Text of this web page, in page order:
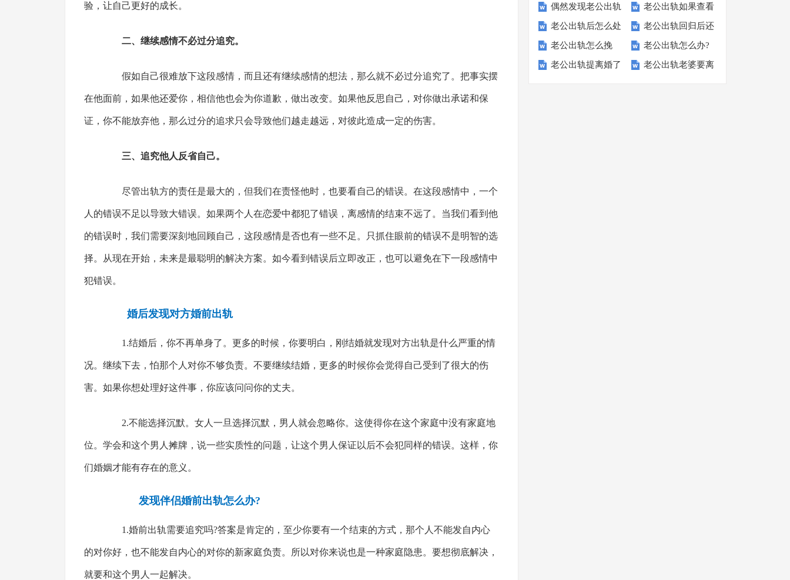
验，让自己更好的成长。
二、继续感情不必过分追究。
假如自己很难放下这段感情，而且还有继续感情的想法，那么就不必过分追究了。把事实摆
在他面前，如果他还爱你，相信他也会为你道歉，做出改变。如果他反思自己，对你做出承诺和保
证，你不能放弃他，那么过分的追求只会导致他们越走越远，对彼此造成一定的伤害。
三、追究他人反省自己。
尽管出轨方的责任是最大的，但我们在责怪他时，也要看自己的错误。在这段感情中，一个
人的错误不足以导致大错误。如果两个人在恋爱中都犯了错误，离感情的结束不远了。当我们看到他
的错误时，我们需要深刻地回顾自己，这段感情是否也有一些不足。只抓住眼前的错误不是明智的选
择。从现在开始，未来是最聪明的解决方案。如今看到错误后立即改正，也可以避免在下一段感情中
犯错误。
婚后发现对方婚前出轨
1.结婚后，你不再单身了。更多的时候，你要明白，刚结婚就发现对方出轨是什么严重的情
况。继续下去，怕那个人对你不够负责。不要继续结婚，更多的时候你会觉得自己受到了很大的伤
害。如果你想处理好这件事，你应该问问你的丈夫。
2.不能选择沉默。女人一旦选择沉默，男人就会忽略你。这使得你在这个家庭中没有家庭地
位。学会和这个男人摊牌，说一些实质性的问题，让这个男人保证以后不会犯同样的错误。这样，你
们婚姻才能有存在的意义。
发现伴侣婚前出轨怎么办?
1.婚前出轨需要追究吗?答案是肯定的，至少你要有一个结束的方式，那个人不能发自内心
的对你好，也不能发自内心的对你的新家庭负责。所以对你来说也是一种家庭隐患。要想彻底解决，
就要和这个男人一起解决。
招 办-真实有效操作
处理才是最好的,
巧妙做法
妻子智斗小三超级
棒案例
偶然发现老公出轨
应该怎么办?这2个
问题要清楚
老公出轨如果查看
他的微信,这4个方
法超好用
老公出轨后怎么处
理最有利于自己,
聪明妻子做法
老公出轨回归后还
是不愿碰我怎么办
【完美做法】
老公出轨怎么挽
回,这5个有效方法
老公出轨怎么办?
用对方法挽回其实
老公出轨提离婚了 老公出轨老婆要离